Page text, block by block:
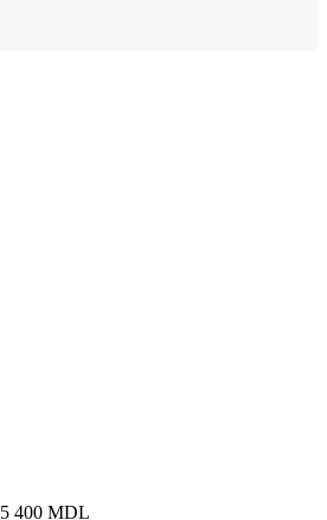
Первоначальная
5 400 MDL